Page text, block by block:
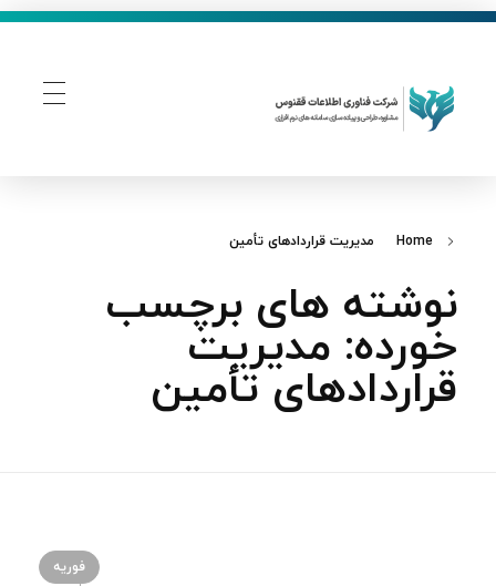
Home مدیریت قراردادهای تأمین
نوشته های برچسب
خورده: مدیریت
قراردادهای تأمین
فوریه